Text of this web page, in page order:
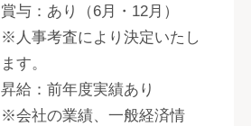
賞与：あり（6月・12月）
※人事考査により決定いたし
ます。
昇給：前年度実績あり
※会社の業績、一般経済情